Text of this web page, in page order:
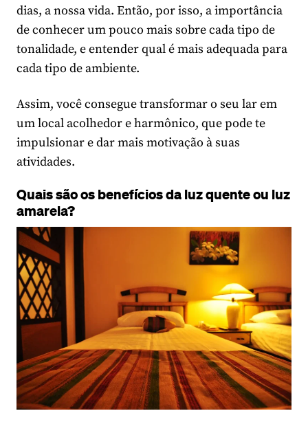
dias, a nossa vida. Então, por isso, a importância
de conhecer um pouco mais sobre cada tipo de
tonalidade, e entender qual é mais adequada para
cada tipo de ambiente.
Assim, você consegue transformar o seu lar em
um local acolhedor e harmônico, que pode te
impulsionar e dar mais motivação à suas
atividades.
Quais são os benefícios da luz quente ou luz
amarela?